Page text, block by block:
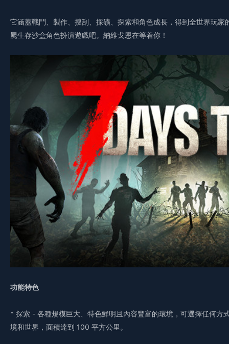
它涵蓋戰鬥、製作、搜刮、採礦、探索和角色成長，得到全世界玩
屍生存沙盒角色扮演遊戲吧。納維戈恩在等着你！
功能特色
* 探索 - 各種規模巨大、特色鮮明且內容豐富的環境，可選擇任何方
境和世界，面積達到 100 平方公里。